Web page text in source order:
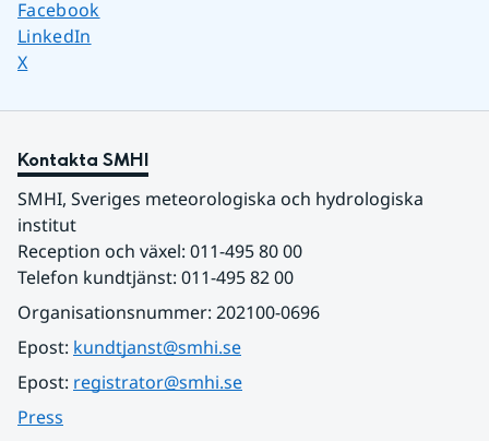
Dela sidan på
Facebook
Dela sidan på
LinkedIn
Dela sidan på
X
Kontakta SMHI
SMHI, Sveriges meteorologiska och hydrologiska
institut
Reception och växel: 011-495 80 00
Telefon kundtjänst: 011-495 82 00
Organisationsnummer: 202100-0696
Epost: kundtjanst@smhi.se
Epost: registrator@smhi.se
Press